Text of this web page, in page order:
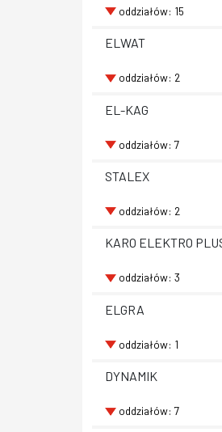
oddziałów: 15
ELWAT
oddziałów: 2
EL-KAG
oddziałów: 7
STALEX
oddziałów: 2
KARO ELEKTRO
oddziałów: 3
ELGRA
oddziałów: 1
DYNAMIK
oddziałów: 7